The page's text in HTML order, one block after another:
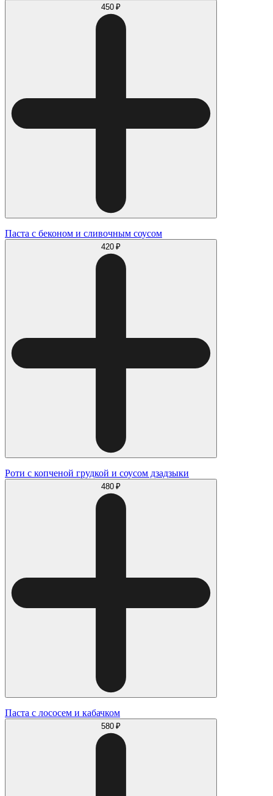
450 ₽
Паста с беконом и сливочным соусом
420 ₽
Роти с копченой грудкой и соусом дзадзыки
480 ₽
Паста с лососем и кабачком
580 ₽